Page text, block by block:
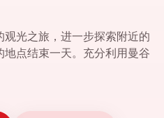
观光之旅，进一步探索附近的
地点结束一天。充分利用曼谷